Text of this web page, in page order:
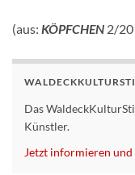
(aus: KÖPFCHEN 2/
Das
Künstler.
Jetzt informieren